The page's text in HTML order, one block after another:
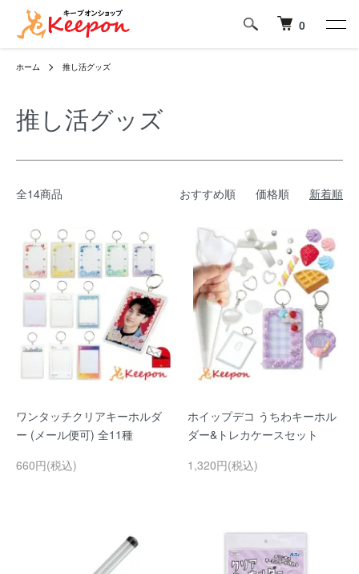
0
ホーム 推し活グッズ
推し活グッズ
全14商品 おすすめ順 価格順 新着順
ワンタッチクリアキーホルダ
ー (メール便可) 全11種
660円(税込)
ホイップデコ うちわキーホル
ダー&トレカケースセット
1,320円(税込)